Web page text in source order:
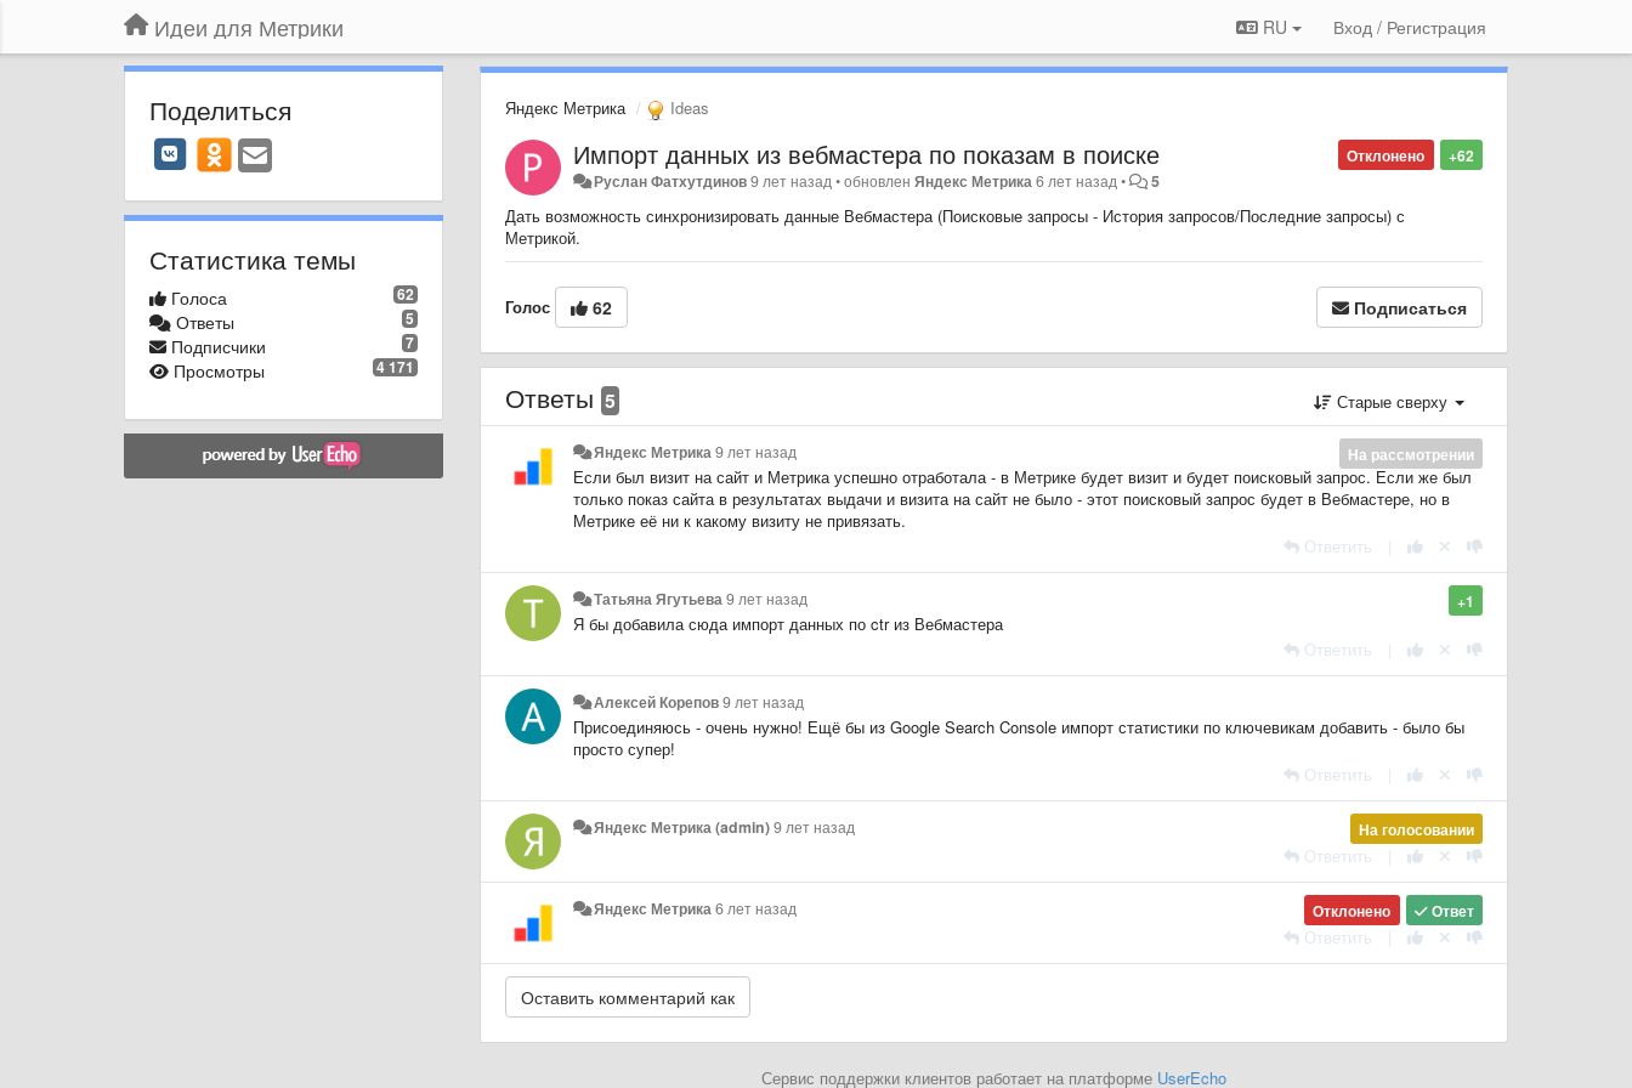
Идеи для Метрики RU Вход / Регистрация
Поделиться
Статистика темы
62
Голоса
5
Ответы
7
Подписчики
4 171
Просмотры
Яндекс Метрика Ideas
+62
Отклонено
Импорт данных из вебмастера по показам в поиске
Руслан Фатхутдинов9 лет назад •обновлен Яндекс Метрика 6 лет назад • 5
Дать возможность синхронизировать данные Вебмастера (Поисковые запросы - История запросов/Последние запросы) с
Метрикой.
Голос 62 Подписаться
Ответы 5 Старые сверху
На рассмотрении
Яндекс Метрика 9 лет назад
Если был визит на сайт и Метрика успешно отработала - в Метрике будет визит и будет поисковый запрос. Если же был
только показ сайта в результатах выдачи и визита на сайт не было - этот поисковый запрос будет в Вебмастере, но в
Метрике её ни к какому визиту не привязать.
Ответить
+1
Татьяна Ягутьева 9 лет назад
Я бы добавила сюда импорт данных по ctr из Вебмастера
Ответить
Алексей Корепов9 лет назад
Присоединяюсь - очень нужно! Ещё бы из Google Search Console импорт статистики по ключевикам добавить - было бы
просто супер!
Ответить
На голосовании
Яндекс Метрика (admin)9 лет назад
Ответить
Ответ
Отклонено
Яндекс Метрика 6 лет назад
Ответить
Сервис поддержки клиентов работает на платформе UserEcho